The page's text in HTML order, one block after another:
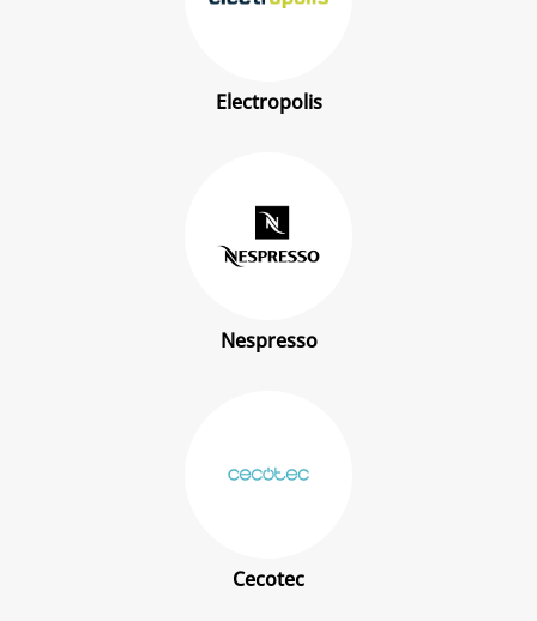
Electropolis
Nespresso
Cecotec